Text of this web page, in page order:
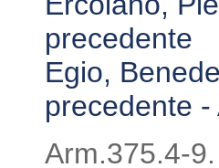
precedente
Egio,
precedente
Arm.375.4-